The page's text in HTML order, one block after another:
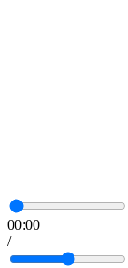
00:00
/